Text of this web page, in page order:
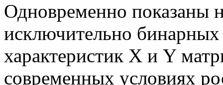
Одновременно показаны
исключительно бинарных
характеристик X и Y
современных условиях